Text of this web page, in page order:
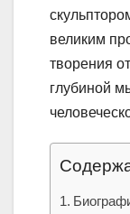
великим
творения
глубиной